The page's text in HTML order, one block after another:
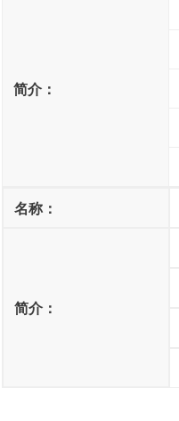
简介：
名称：
简介：